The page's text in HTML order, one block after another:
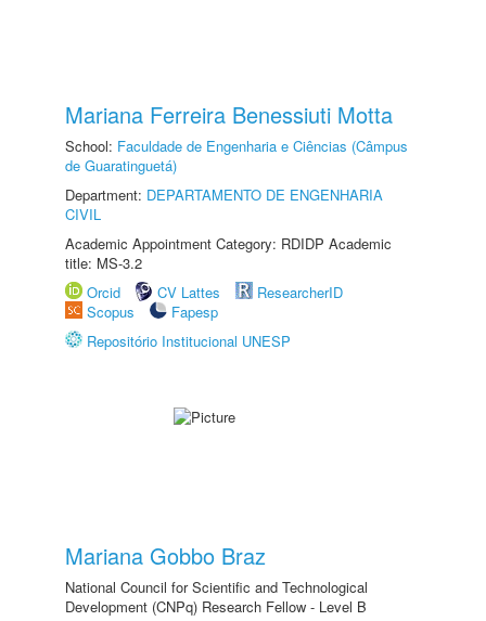
Mariana Ferreira Benessiuti Motta
School: Faculdade de Engenharia e Ciências (Câmpus
de Guaratinguetá)
Department: DEPARTAMENTO DE ENGENHARIA
CIVIL
Academic Appointment Category: RDIDP Academic
title: MS-3.2
Orcid
CV Lattes
ResearcherID
Scopus
Fapesp
Repositório Institucional UNESP
Mariana Gobbo Braz
National Council for Scientific and Technological
Development (CNPq) Research Fellow - Level B